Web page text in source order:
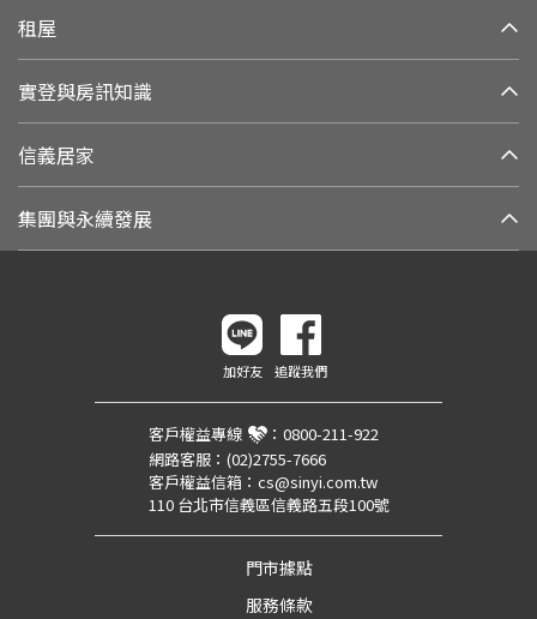
租屋
實登與房訊知識
信義居家
集團與永續發展
加好友 追蹤我們
客戶權益專線 ： 0800-211-922
網路客服： (02)2755-7666
客戶權益信箱： cs@sinyi.com.tw
110 台北市信義區信義路五段100號
門市據點
服務條款